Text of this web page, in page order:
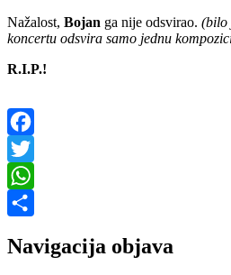
Nažalost, Bojan ga nije odsvirao. (bilo
koncertu odsvira samo jednu
R.I.P.!
Facebook
Twitter
WhatsApp
Navigacija objava